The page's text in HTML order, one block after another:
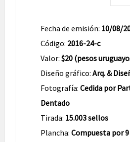
Fecha de emisión: 10/08/
Código: 2016-24-c
Valor: $20 (pesos
Diseño gráfico: Arq. &
Fotografía: Cedida por
Dentado
Tirada: 15.003 sellos
Plancha: Compuesta por